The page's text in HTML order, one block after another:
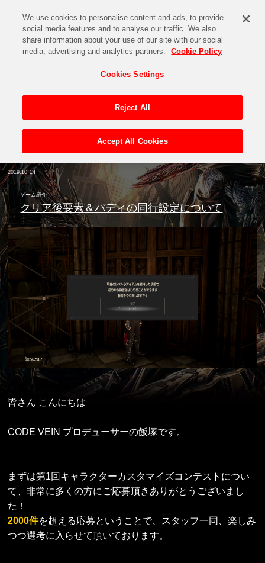
2019.10 14
ゲーム紹介
クリア後要素＆バディの同行設定について
皆さん こんにちは
CODE VEIN プロデューサーの飯塚です。
まずは第1回キャラクターカスタマイズコンテストについ
て、非常に多くの方にご応募頂きありがとうございまし
た！
2000件を超える応募ということで、スタッフ一同、楽しみ
つつ選考に入らせて頂いております。
We use cookies to personalise content and ads, to provide
social media features and to analyse our traffic. We also
share information about your use of our site with our social
media, advertising and analytics partners.
Cookie Policy
Cookies Settings
Reject All
Accept All Cookies